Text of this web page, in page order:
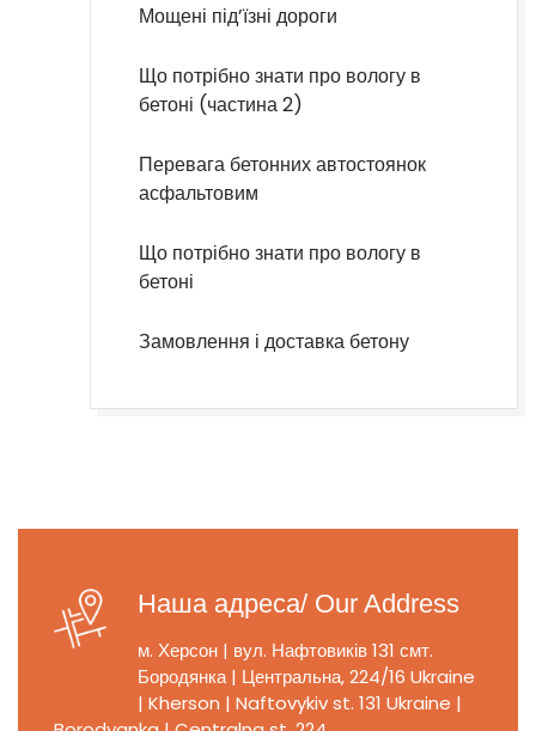
Мощені під’їзні дороги
Що потрібно знати про вологу в
бетоні (частина 2)
Перевага бетонних автостоянок
асфальтовим
Що потрібно знати про вологу в
бетоні
Замовлення і доставка бетону
Наша адреса/ Our Address
м. Херсон | вул. Нафтовиків 131 смт.
Бородянка | Центральна, 224/16 Ukraine
| Kherson | Naftovykiv st. 131 Ukraine |